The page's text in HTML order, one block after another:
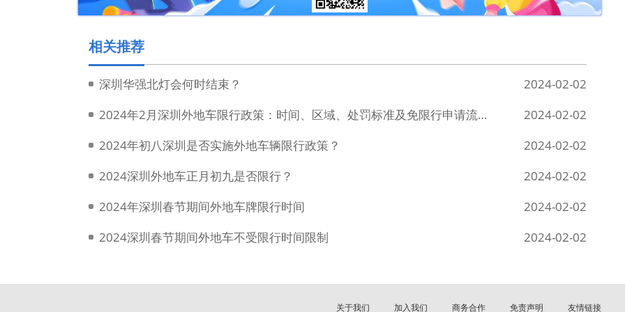
相关推荐
深圳华强北灯会何时结束？
2024-02-02
2024年2月深圳外地车限行政策：时间、区域、处罚标准及免限行申请流程详解
2024-02-02
2024年初八深圳是否实施外地车辆限行政策？
2024-02-02
2024深圳外地车正月初九是否限行？
2024-02-02
2024年深圳春节期间外地车牌限行时间
2024-02-02
2024深圳春节期间外地车不受限行时间限制
2024-02-02
关于我们 加入我们 商务合作 免责声明 友情链接